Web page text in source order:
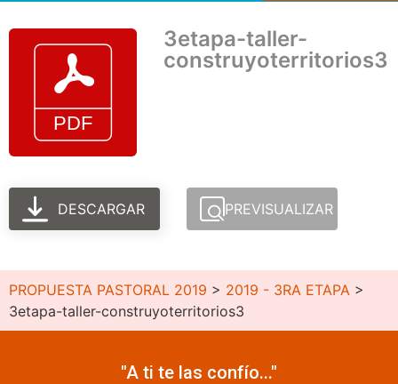
3etapa-taller-
construyoterritorios3
DESCARGAR PREVISUALIZAR
PROPUESTA PASTORAL 2019 > 2019 - 3RA ETAPA >
3etapa-taller-construyoterritorios3
"A ti te las confío..."